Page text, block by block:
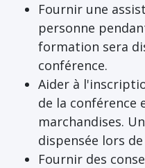
Fournir une
personne
formation sera
conférence.
Aider à
de la conférence
marchandises.
dispensée lors
Fournir des